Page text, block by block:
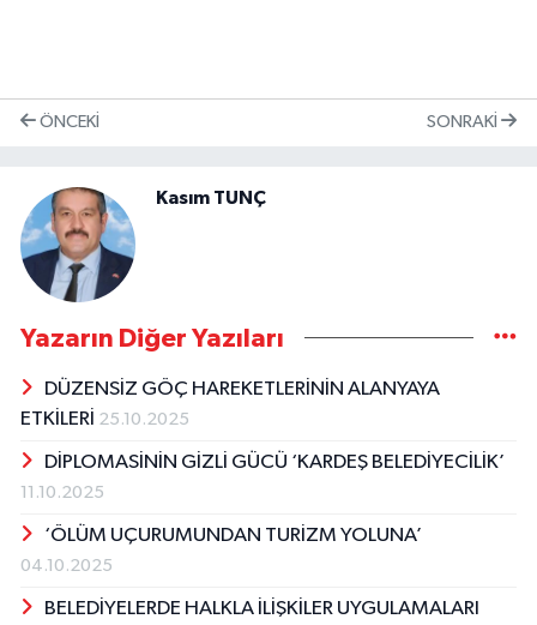
ÖNCEKI SONRAKI
Kasım TUNÇ
Yazarın Diğer Yazıları
DÜZENSİZ GÖÇ HAREKETLERİNİN ALANYAYA
ETKİLERİ 25.10.2025
DİPLOMASİNİN GİZLİ GÜCÜ ‘KARDEŞ BELEDİYECİLİK’
11.10.2025
‘ÖLÜM UÇURUMUNDAN TURİZM YOLUNA’
04.10.2025
BELEDİYELERDE HALKLA İLİŞKİLER UYGULAMALARI